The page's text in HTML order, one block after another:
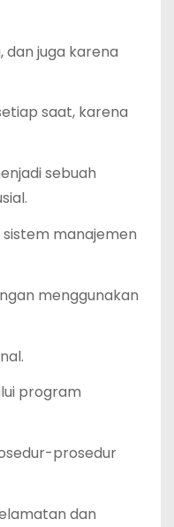
dan juga karena
saat, karena
sebuah
manajemen
menggunakan
program
prosedur
dan